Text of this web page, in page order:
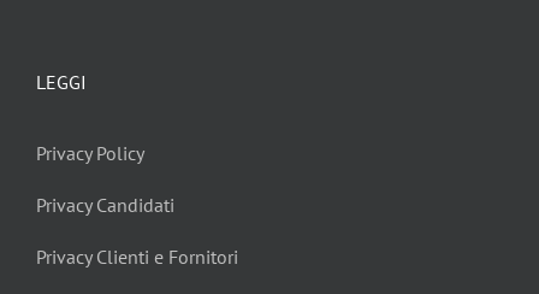
LEGGI
Privacy Policy
Privacy Candidati
Privacy Clienti e Fornitori